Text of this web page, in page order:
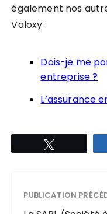
également nos
Valoxy :
Dois-je me
entreprise ?
L’assurance
PUBLICATION